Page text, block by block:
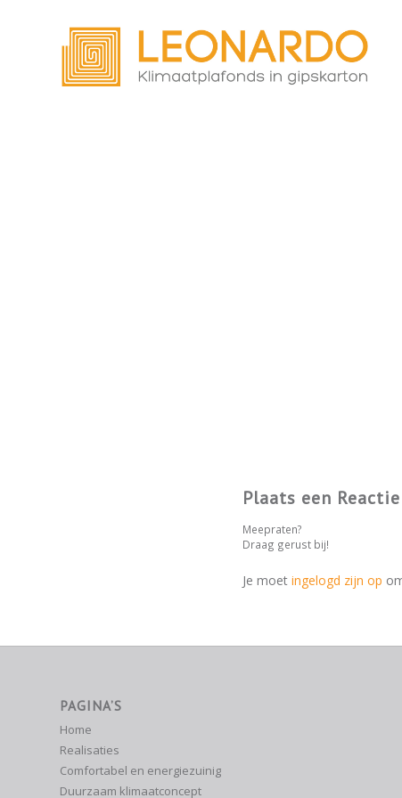
Plaats een Reactie
Meepraten?
Draag gerust bij!
Je moet ingelogd zijn op
PAGINA’S
Home
Realisaties
Comfortabel en energiezuinig
Duurzaam klimaatconcept